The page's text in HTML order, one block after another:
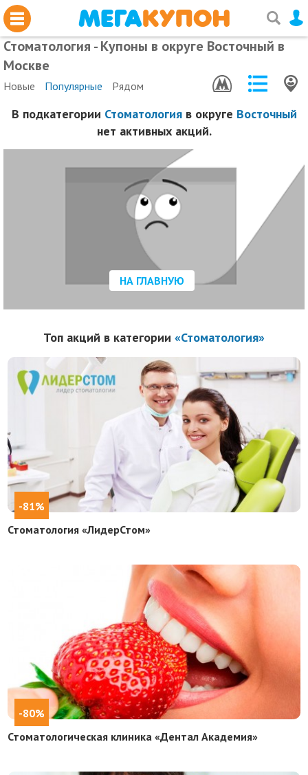
Стоматология - Купоны в округе Восточный в
Москве
Новые Популярные Рядом
В подкатегории Стоматологияв округе Восточный
нет активных акций.
НА ГЛАВНУЮ
Топ акций в категории «Стоматология»
-81%
Стоматология «ЛидерСтом»
-80%
Стоматологическая клиника «Дентал Академия»